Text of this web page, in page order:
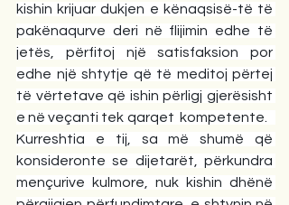
kishin krijuar dukjen e kënaqsisë-të të
pakënaqurve deri në flijimin edhe të
jetës, përfitoj një satisfaksion por
edhe një shtytje që të meditoj përtej
të vërtetave që ishin përligj gjerësisht
e në veçanti tek qarqet  kompetente.
Kurreshtia e tij, sa më shumë që
konsideronte se dijetarët, përkundra
mençurive kulmore, nuk kishin dhënë